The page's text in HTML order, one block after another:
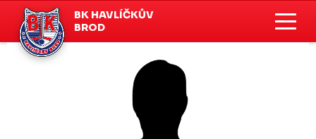
BK HAVLÍČKŮV
BROD